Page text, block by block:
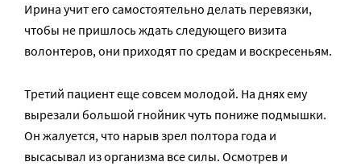
Ирина учит его самостоятельно делать перевязки,
чтобы не пришлось ждать следующего визита
волонтеров, они приходят по средам и воскресеньям.
Третий пациент еще совсем молодой. На днях ему
вырезали большой гнойник чуть пониже подмышки.
Он жалуется, что нарыв зрел полтора года и
высасывал из организма все силы. Осмотрев и